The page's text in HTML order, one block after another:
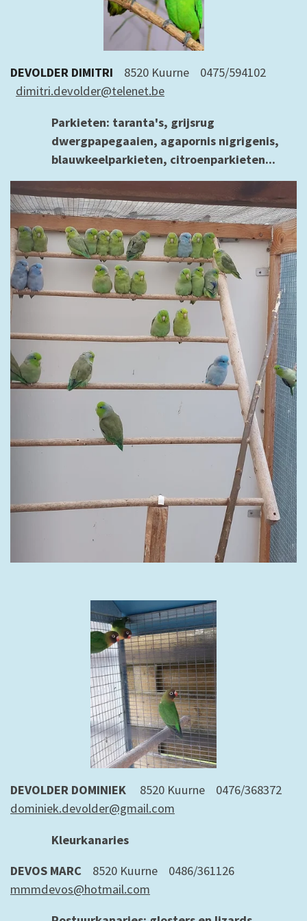
DEVOLDER DIMITRI 8520 Kuurne 0475/594102
dimitri.devolder@telenet.be
Parkieten: taranta's, grijsrug
dwergpapegaaien, agapornis nigrigenis,
blauwkeelparkieten, citroenparkieten...
DEVOLDER DOMINIEK
8520 Kuurne 0476/368372
dominiek.devolder@gmail.com
Kleurkanaries
DEVOS MARC 8520 Kuurne 0486/361126
mmmdevos@hotmail.com